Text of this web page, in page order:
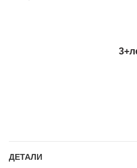
3+
ДЕТАЛИ